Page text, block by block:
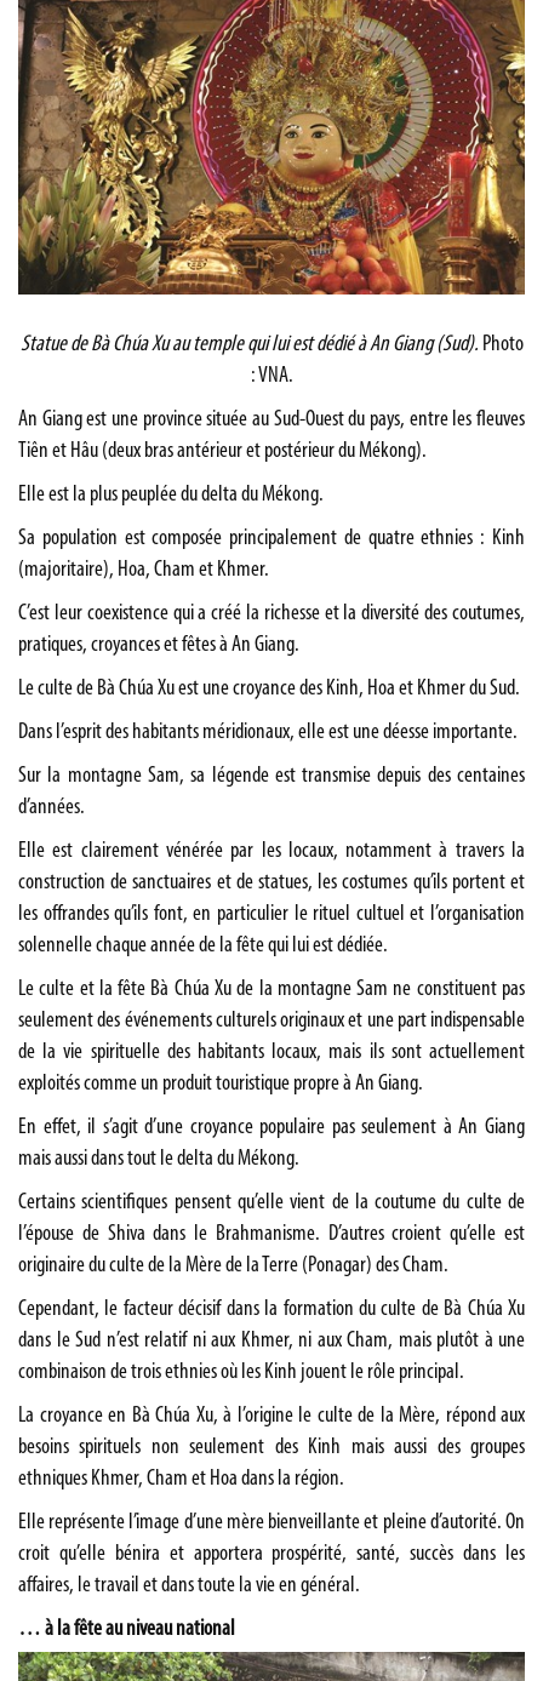
Statue de Bà Chúa Xu au temple qui lui est dédié à An Giang (Sud). Photo
: VNA.
An Giang est une province située au Sud-Ouest du pays, entre les fleuves
Tiên et Hâu (deux bras antérieur et postérieur du Mékong).
Elle est la plus peuplée du delta du Mékong.
Sa population est composée principalement de quatre ethnies : Kinh
(majoritaire), Hoa, Cham et Khmer.
C’est leur coexistence qui a créé la richesse et la diversité des coutumes,
pratiques, croyances et fêtes à An Giang.
Le culte de Bà Chúa Xu est une croyance des Kinh, Hoa et Khmer du Sud.
Dans l’esprit des habitants méridionaux, elle est une déesse importante.
Sur la montagne Sam, sa légende est transmise depuis des centaines
d’années.
Elle est clairement vénérée par les locaux, notamment à travers la
construction de sanctuaires et de statues, les costumes qu’ils portent et
les offrandes qu’ils font, en particulier le rituel cultuel et l’organisation
solennelle chaque année de la fête qui lui est dédiée.
Le culte et la fête Bà Chúa Xu de la montagne Sam ne constituent pas
seulement des événements culturels originaux et une part indispensable
de la vie spirituelle des habitants locaux, mais ils sont actuellement
exploités comme un produit touristique propre à An Giang.
En effet, il s’agit d’une croyance populaire pas seulement à An Giang
mais aussi dans tout le delta du Mékong.
Certains scientifiques pensent qu’elle vient de la coutume du culte de
l’épouse de Shiva dans le Brahmanisme. D’autres croient qu’elle est
originaire du culte de la Mère de la Terre (Ponagar) des Cham.
Cependant, le facteur décisif dans la formation du culte de Bà Chúa Xu
dans le Sud n’est relatif ni aux Khmer, ni aux Cham, mais plutôt à une
combinaison de trois ethnies où les Kinh jouent le rôle principal.
La croyance en Bà Chúa Xu, à l’origine le culte de la Mère, répond aux
besoins spirituels non seulement des Kinh mais aussi des groupes
ethniques Khmer, Cham et Hoa dans la région.
Elle représente l’image d’une mère bienveillante et pleine d’autorité. On
croit qu’elle bénira et apportera prospérité, santé, succès dans les
affaires, le travail et dans toute la vie en général.
… à la fête au niveau national